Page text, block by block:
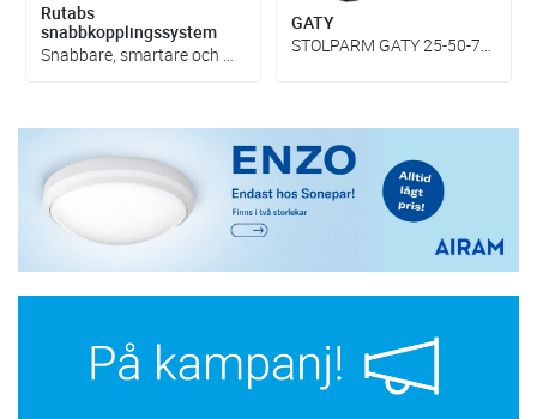
Rutabs
snabbkopplingssystem
Snabbare, smartare och mer lönsamma elinstallationer
GATY
STOLPARM GATY 25-50-75W GATA